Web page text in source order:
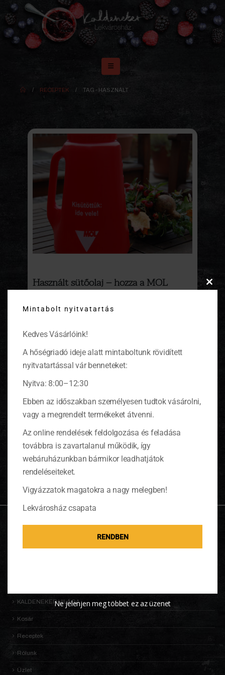
RECEPTEK TAG - HASZNÁLT
Használt sütőolaj – hozza a MOL
töltőállomásokra!
Országszerte mintegy 150 MOL-benzinkúton
mely lehetővé teszi a lakossági használt
és elszállítását újrahasznosítás céljából.
(tovább…)
KOSÁR
0 ITEMS
Nincsenek termékek a kosárban.
OLDALTÉRKÉP
KALDENEKER VILÁGA
Kosár
Receptek
Rólunk
Üzlet
Mintabolt nyitvatartás
Kedves Vásárlóink!
A hőségriadó ideje alatt mintaboltunk rövidített
nyitvatartással vár benneteket:
Nyitva: 8:00–12:30
Ebben az időszakban személyesen tudtok vásárolni,
vagy a megrendelt termékeket átvenni.
Az online rendelések feldolgozása és feladása
továbbra is zavartalanul működik, így
webáruházunkban bármikor leadhatjátok
rendeléseiteket.
Vigyázzatok magatokra a nagy melegben!
Lekvárosház csapata
RENDBEN
Ne jelenjen meg többet ez az üzenet